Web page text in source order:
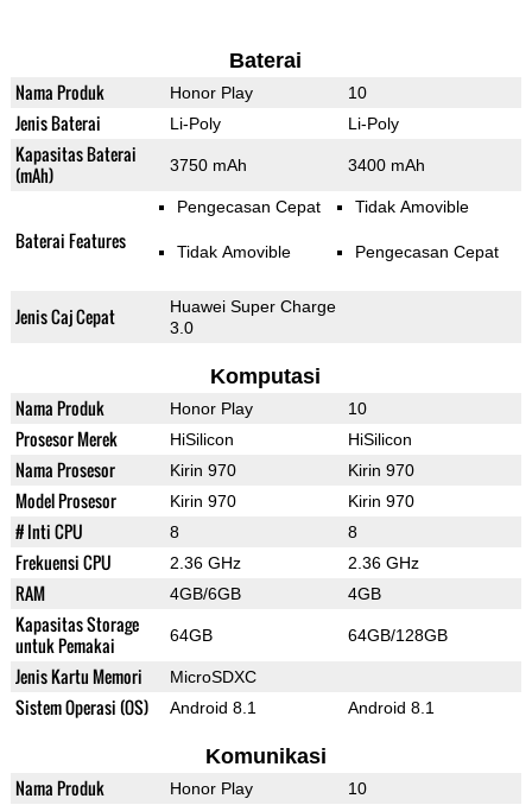
Baterai
Nama Produk Honor Play 10
Jenis Baterai Li-Poly Li-Poly
Kapasitas Baterai
(mAh)
3750 mAh 3400 mAh
Baterai Features
Pengecasan Cepat
Tidak Amovible
Tidak Amovible
Pengecasan Cepat
Jenis Caj Cepat
Huawei Super Charge
3.0
Komputasi
Nama Produk Honor Play 10
Prosesor Merek HiSilicon HiSilicon
Nama Prosesor Kirin 970 Kirin 970
Model Prosesor Kirin 970 Kirin 970
# Inti CPU 8 8
Frekuensi CPU 2.36 GHz 2.36 GHz
RAM 4GB/6GB 4GB
Kapasitas Storage
untuk Pemakai
64GB 64GB/128GB
Jenis Kartu Memori MicroSDXC
Sistem Operasi (OS) Android 8.1 Android 8.1
Komunikasi
Nama Produk Honor Play 10